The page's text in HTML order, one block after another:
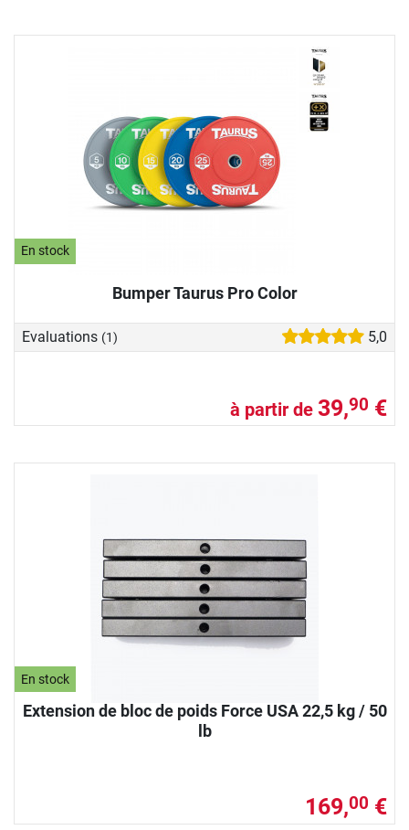
En stock
Bumper Taurus Pro Color
Evaluations (1) 5,0
à partir de 39,90 €
En stock
Extension de bloc de poids Force USA 22,5 kg / 50
lb
169,00 €